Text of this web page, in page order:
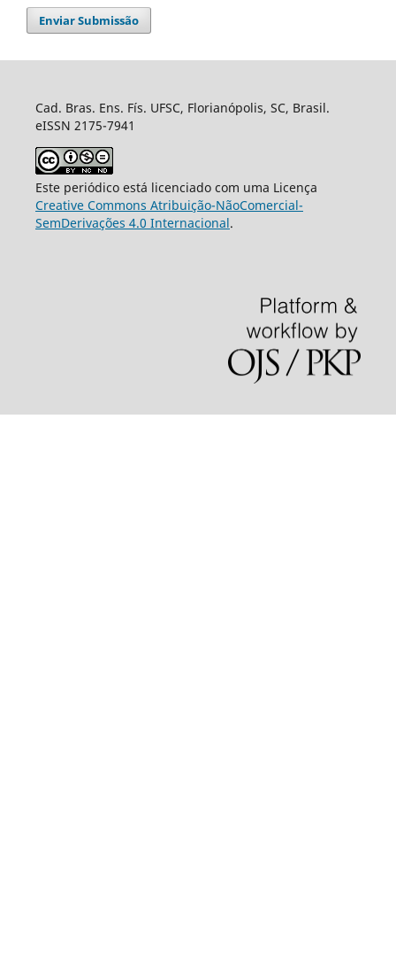
Enviar Submissão
Cad. Bras. Ens. Fís. UFSC, Florianópolis, SC, Brasil.
eISSN 2175-7941
Este periódico está licenciado com uma Licença
Creative Commons Atribuição-NãoComercial-
SemDerivações 4.0 Internacional.